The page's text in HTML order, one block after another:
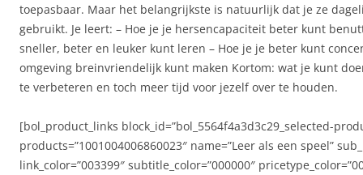
toepasbaar. Maar het belangrijkste is natuurlijk dat je ze
gebruikt. Je leert: – Hoe je je hersencapaciteit beter kunt
sneller, beter en leuker kunt leren – Hoe je je beter kunt
omgeving breinvriendelijk kunt maken Kortom: wat je kunt
te verbeteren en toch meer tijd voor jezelf over te houden.
[bol_product_links block_id=”bol_5564f4a3d3c29_selected-
products=”1001004006860023″ name=”Leer als een speel”
link_color=”003399″ subtitle_color=”000000″